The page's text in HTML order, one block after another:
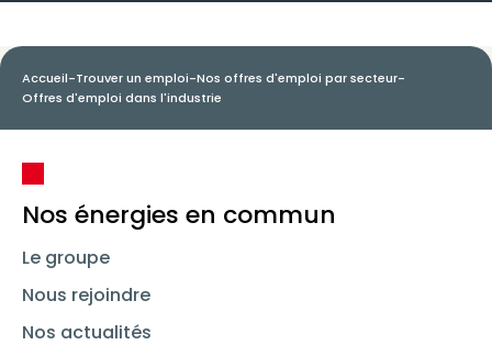
Accueil-Trouver un emploi-Nos offres d'emploi par secteur-
Offres d'emploi dans l'industrie
Nos énergies en commun
Le groupe
Nous rejoindre
Nos actualités